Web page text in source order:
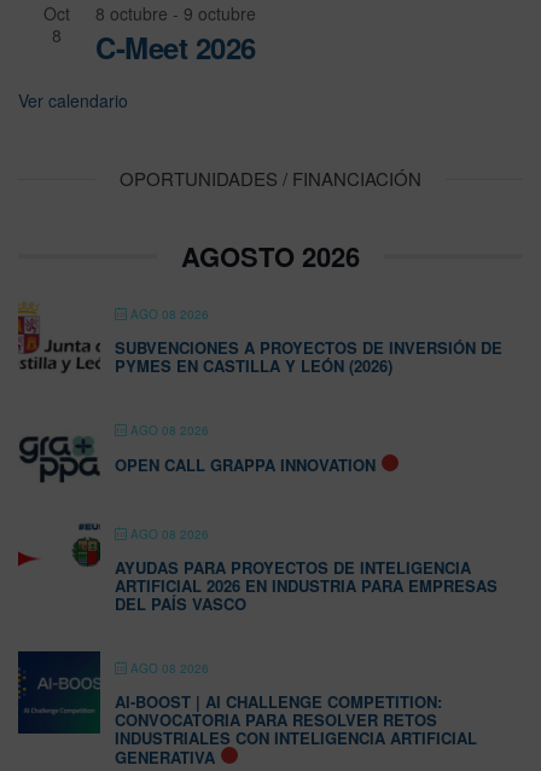
Oct
8
8 octubre - 9 octubre
C-Meet 2026
Ver calendario
OPORTUNIDADES / FINANCIACIÓN
AGOSTO 2026
AGO 08 2026
SUBVENCIONES A PROYECTOS DE INVERSIÓN DE
PYMES EN CASTILLA Y LEÓN (2026)
AGO 08 2026
OPEN CALL GRAPPA INNOVATION
AGO 08 2026
AYUDAS PARA PROYECTOS DE INTELIGENCIA
ARTIFICIAL 2026 EN INDUSTRIA PARA EMPRESAS
DEL PAÍS VASCO
AGO 08 2026
AI-BOOST | AI CHALLENGE COMPETITION:
CONVOCATORIA PARA RESOLVER RETOS
INDUSTRIALES CON INTELIGENCIA ARTIFICIAL
GENERATIVA